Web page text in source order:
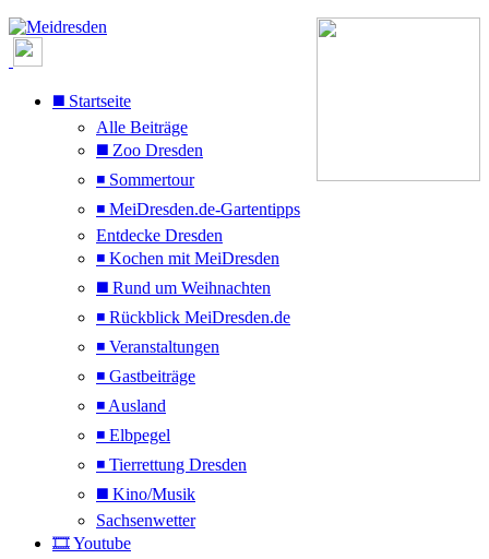
◼️ Startseite
Alle Beiträge
◼️ Zoo Dresden
◾ Sommertour
◾ MeiDresden.de-Gartentipps
Entdecke Dresden
◾ Kochen mit MeiDresden
◼️ Rund um Weihnachten
◾ Rückblick MeiDresden.de
◾ Veranstaltungen
◾ Gastbeiträge
◾ Ausland
◾ Elbpegel
◾ Tierrettung Dresden
◼️ Kino/Musik
Sachsenwetter
🎞️ Youtube